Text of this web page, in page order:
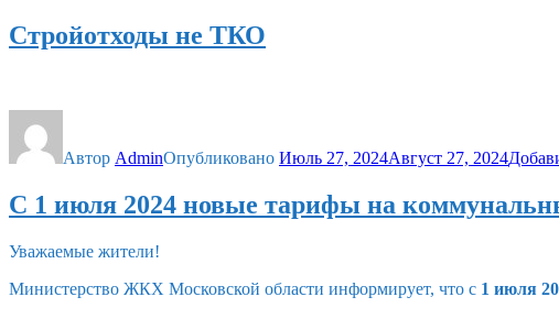
Стройотходы не ТКО
Автор AdminОпубликовано Июль 27, 2024Август 27, 2024
С 1 июля 2024 новые тарифы на
Уважаемые жители!
Министерство ЖКХ Московской области информирует, что с 1 июля